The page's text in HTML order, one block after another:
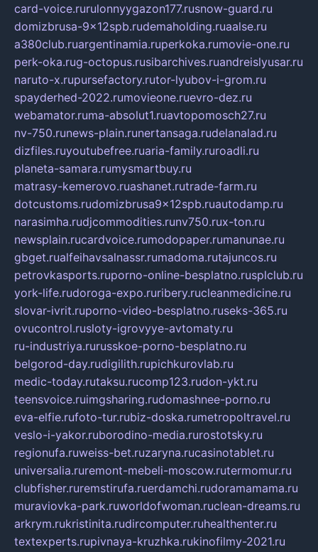
card-voice.rurulonnyygazon177.rusnow-guard.ru
domizbrusa-9x12spb.rudemaholding.ruaalse.ru
a380club.ruargentinamia.ruperkoka.rumovie-one.ru
perk-oka.rug-octopus.rusibarchives.ruandreislyusar.ru
naruto-x.rupursefactory.rutor-lyubov-i-grom.ru
spayderhed-2022.rumovieone.ruevro-dez.ru
webamator.ruma-absolut1.ruavtopomosch27.ru
nv-750.runews-plain.runertansaga.rudelanalad.ru
dizfiles.ruyoutubefree.ruaria-family.ruroadli.ru
planeta-samara.rumysmartbuy.ru
matrasy-kemerovo.ruashanet.rutrade-farm.ru
dotcustoms.rudomizbrusa9x12spb.ruautodamp.ru
narasimha.rudjcommodities.runv750.rux-ton.ru
newsplain.rucardvoice.rumodopaper.rumanunae.ru
gbget.rualfeihavsalnassr.rumadoma.rutajuncos.ru
petrovkasports.ruporno-online-besplatno.rusplclub.ru
york-life.rudoroga-expo.ruribery.rucleanmedicine.ru
slovar-ivrit.ruporno-video-besplatno.ruseks-365.ru
ovucontrol.rusloty-igrovyye-avtomaty.ru
ru-industriya.rurusskoe-porno-besplatno.ru
belgorod-day.rudigilith.rupichkurovlab.ru
medic-today.rutaksu.rucomp123.rudon-ykt.ru
teensvoice.ruimgsharing.rudomashnee-porno.ru
eva-elfie.rufoto-tur.rubiz-doska.rumetropoltravel.ru
veslo-i-yakor.ruborodino-media.rurostotsky.ru
regionufa.ruweiss-bet.ruzaryna.rucasinotablet.ru
universalia.ruremont-mebeli-moscow.rutermomur.ru
clubfisher.ruremstirufa.ruerdamchi.rudoramamama.ru
muraviovka-park.ruworldofwoman.ruclean-dreams.ru
arkrym.rukristinita.rudircomputer.ruhealthenter.ru
textexperts.rupivnaya-kruzhka.rukinofilmy-2021.ru